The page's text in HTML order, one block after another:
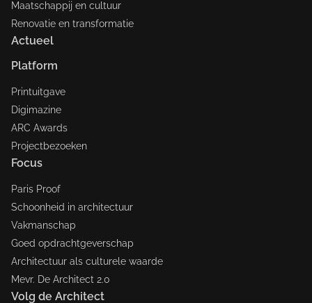
Maatschappij en cultuur
Renovatie en transformatie
Actueel
Platform
Printuitgave
Digimazine
ARC Awards
Projectbezoeken
Focus
Paris Proof
Schoonheid in architectuur
Vakmanschap
Goed opdrachtgeverschap
Architectuur als culturele waarde
Mevr. De Architect 2.0
Volg de Architect